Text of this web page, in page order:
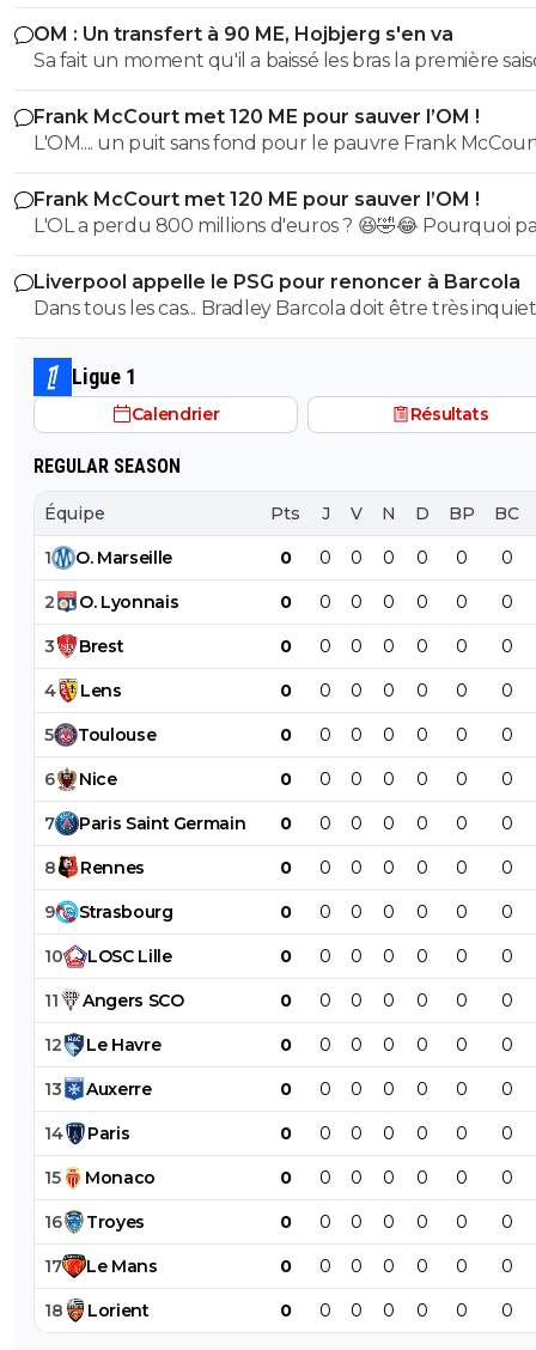
daniel-zerak 24 juin 2026 à 17:33 +390
vraiment trouvé le titre pour qu'on clic
olivier-atton 24 juin 2026 à 16:16 +2442
Quel titre putaclick 🤣😂😂
4+ Répondre
OM : Un transfert à 90 ME, Hojbjerg s'en va
Sa fait un moment qu'il a baissé les bras la première
etait top mais depuis quelques match etait en dessus.
et bon vent a lui pour le reste de sa carrière ...
Frank McCourt met 120 ME pour sauver l’OM !
L'OM.... un puit sans fond pour le pauvre Frank
Frank McCourt met 120 ME pour sauver l’OM !
L'OL a perdu 800 millions d'euros ? 😆🤣😂 Pourquoi pas un
milliard tant que tu y es ! ^^
Liverpool appelle le PSG pour renoncer à Barcola
Dans tous les cas... Bradley Barcola doit être très inquiet.
qui est vraiment compréhensible lorsque l'on sait
le PSG a traiter Kylian Mbappé lorsqu'il avait voulu
PSG.
Ligue 1
Calendrier Résultats
REGULAR SEASON
Équipe Pts J V N D BP BC
1 O. Marseille 0 0 0 0 0 0 0
2 O. Lyonnais 0 0 0 0 0 0 0
3 Brest 0 0 0 0 0 0 0
4 Lens 0 0 0 0 0 0 0
5 Toulouse 0 0 0 0 0 0 0
6 Nice 0 0 0 0 0 0 0
7 Paris Saint Germain 0 0 0 0 0 0 0
8 Rennes 0 0 0 0 0 0 0
9 Strasbourg 0 0 0 0 0 0 0
10 LOSC Lille 0 0 0 0 0 0 0
11 Angers SCO 0 0 0 0 0 0 0
12 Le Havre 0 0 0 0 0 0 0
13 Auxerre 0 0 0 0 0 0 0
14 Paris 0 0 0 0 0 0 0
15 Monaco 0 0 0 0 0 0 0
16 Troyes 0 0 0 0 0 0 0
17 Le Mans 0 0 0 0 0 0 0
18 Lorient 0 0 0 0 0 0 0